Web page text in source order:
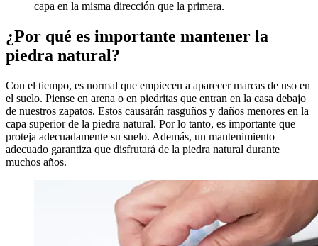
capa en la misma dirección que la primera.
¿Por qué es importante mantener la
piedra natural?
Con el tiempo, es normal que empiecen a aparecer marcas de uso en
el suelo. Piense en arena o en piedritas que entran en la casa debajo
de nuestros zapatos. Estos causarán rasguños y daños menores en la
capa superior de la piedra natural. Por lo tanto, es importante que
proteja adecuadamente su suelo. Además, un mantenimiento
adecuado garantiza que disfrutará de la piedra natural durante
muchos años.